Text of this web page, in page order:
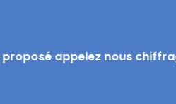
appelez nous